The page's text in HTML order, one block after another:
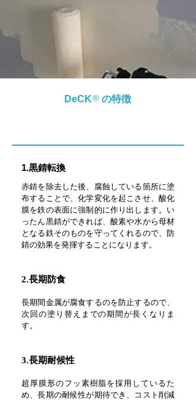
DeCK の特徴
®
1.黒錆転換
赤錆を除去した後、腐蝕している箇所に塗
布することで、化学変化を起こさせ、酸化
膜を鉄の表面に強制的に作り出します。い
ったん黒錆ができれば、酸素や水から母材
となる鉄そのものを守ってくれるので、防
錆の効果を発揮することになります。
2.長期防食
長期間金属が腐食するのを防止するので、
次回の塗り替えまでの期間が長くなりま
す。
3.長期耐候性
超厚膜形のフッ素樹脂を採用しているた
め、長期の耐候性が期待でき、コスト削減